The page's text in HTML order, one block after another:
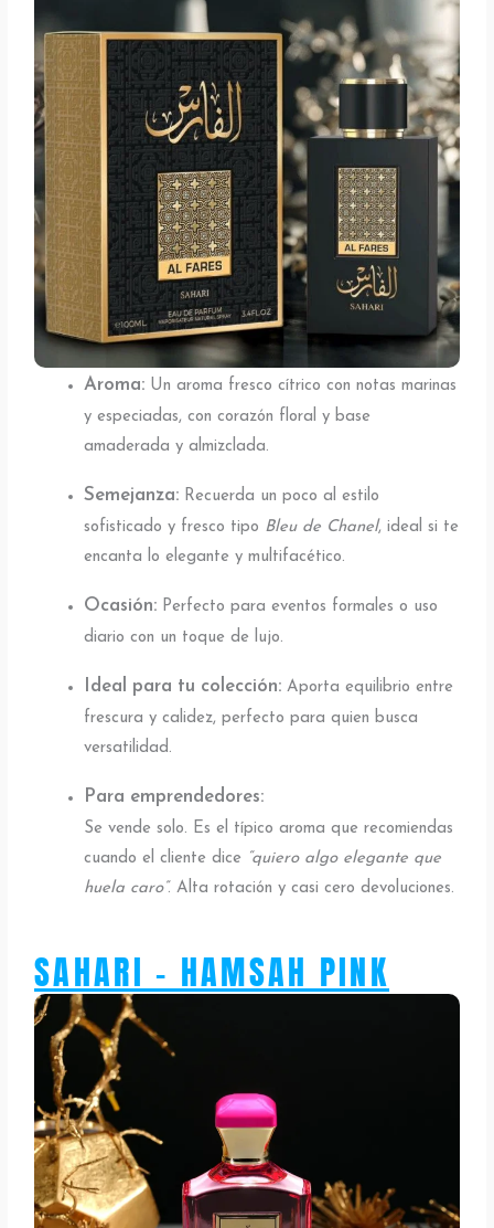
Aroma: Un aroma fresco cítrico con notas marinas
y especiadas, con corazón floral y base
amaderada y almizclada.
Semejanza: Recuerda un poco al estilo
sofisticado y fresco tipo Bleu de Chanel, ideal si te
encanta lo elegante y multifacético.
Ocasión: Perfecto para eventos formales o uso
diario con un toque de lujo.
Ideal para tu colección: Aporta equilibrio entre
frescura y calidez, perfecto para quien busca
versatilidad.
Para emprendedores:
Se vende solo. Es el típico aroma que recomiendas
cuando el cliente dice “quiero algo elegante que
huela caro”. Alta rotación y casi cero devoluciones.
SAHARI - HAMSAH PINK